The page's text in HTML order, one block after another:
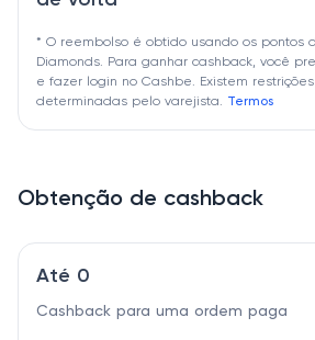
* O reembolso é obtido usando os pontos
Diamonds. Para ganhar cashback, você
e fazer login no Cashbe. Existem
determinadas pelo varejista. Termos
Obtenção de cashback
Até 0
Cashback para uma ordem paga